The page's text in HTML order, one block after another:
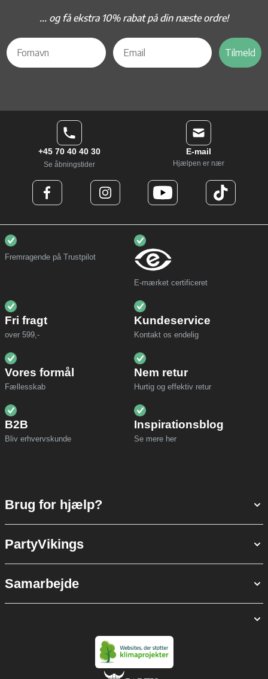
... og få ekstra 10% rabat på din næste ordre!
Tilmeld
+45 70 40 40 30
Se åbningstider
E-mail
Hjælpen er nær
Fremragende på Trustpilot
E-mærket certificeret
Fri fragt
over 599,-
Kundeservice
Kontakt os endelig
Vores formål
Fællesskab
Nem retur
Hurtig og effektiv retur
B2B
Bliv erhvervskunde
Inspirationsblog
Se mere her
Brug for hjælp?
PartyVikings
Samarbejde